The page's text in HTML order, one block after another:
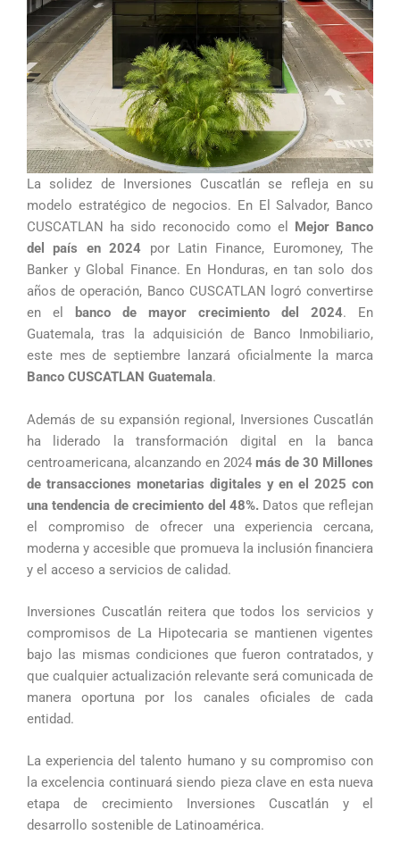
La solidez de Inversiones Cuscatlán se refleja en su
modelo estratégico de negocios. En El Salvador, Banco
CUSCATLAN ha sido reconocido como el
Mejor Banco
del país en 2024 por Latin Finance, Euromoney, The
Banker y Global Finance. En Honduras, en tan solo dos
años de operación, Banco CUSCATLAN logró convertirse
en el
banco de mayor crecimiento del 2024. En
Guatemala, tras la adquisición de Banco Inmobiliario,
este mes de septiembre lanzará oficialmente la marca
Banco CUSCATLAN Guatemala.
Además de su expansión regional, Inversiones Cuscatlán
ha liderado la transformación digital en la banca
centroamericana, alcanzando en 2024 más de 30 Millones
de transacciones monetarias digitales y en el 2025 con
una tendencia de crecimiento del 48%. Datos que reflejan
el compromiso de ofrecer una experiencia cercana,
moderna y accesible que promueva la inclusión financiera
y el acceso a servicios de calidad.
Inversiones Cuscatlán reitera que todos los servicios y
compromisos de La Hipotecaria se mantienen vigentes
bajo las mismas condiciones que fueron contratados, y
que cualquier actualización relevante será comunicada de
manera oportuna por los canales oficiales de cada
entidad.
La experiencia del talento humano y su compromiso con
la excelencia continuará siendo pieza clave en esta nueva
etapa de crecimiento Inversiones Cuscatlán y el
desarrollo sostenible de Latinoamérica.